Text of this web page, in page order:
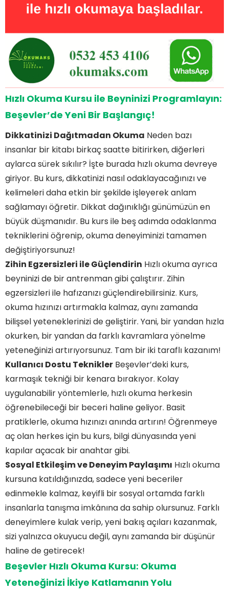
Hızlı Okuma Kursu ile Beyninizi Programlayın:
Beşevler’de Yeni Bir Başlangıç!
Dikkatinizi Dağıtmadan Okuma Neden bazı
insanlar bir kitabı birkaç saatte bitirirken, diğerleri
aylarca sürek sıkılır? İşte burada hızlı okuma devreye
giriyor. Bu kurs, dikkatinizi nasıl odaklayacağınızı ve
kelimeleri daha etkin bir şekilde işleyerek anlam
sağlamayı öğretir. Dikkat dağınıklığı günümüzün en
büyük düşmanıdır. Bu kurs ile beş adımda odaklanma
tekniklerini öğrenip, okuma deneyiminizi tamamen
değiştiriyorsunuz!
Zihin Egzersizleri ile Güçlendirin Hızlı okuma ayrıca
beyninizi de bir antrenman gibi çalıştırır. Zihin
egzersizleri ile hafızanızı güçlendirebilirsiniz. Kurs,
okuma hızınızı artırmakla kalmaz, aynı zamanda
bilişsel yeteneklerinizi de geliştirir. Yani, bir yandan hızla
okurken, bir yandan da farklı kavramlara yönelme
yeteneğinizi artırıyorsunuz. Tam bir iki taraflı kazanım!
Kullanıcı Dostu Teknikler Beşevler’deki kurs,
karmaşık tekniği bir kenara bırakıyor. Kolay
uygulanabilir yöntemlerle, hızlı okuma herkesin
öğrenebileceği bir beceri haline geliyor. Basit
pratiklerle, okuma hızınızı anında artırın! Öğrenmeye
aç olan herkes için bu kurs, bilgi dünyasında yeni
kapılar açacak bir anahtar gibi.
Sosyal Etkileşim ve Deneyim Paylaşımı Hızlı okuma
kursuna katıldığınızda, sadece yeni beceriler
edinmekle kalmaz, keyifli bir sosyal ortamda farklı
insanlarla tanışma imkânına da sahip olursunuz. Farklı
deneyimlere kulak verip, yeni bakış açıları kazanmak,
sizi yalnızca okuyucu değil, aynı zamanda bir düşünür
haline de getirecek!
Beşevler Hızlı Okuma Kursu: Okuma
Yeteneğinizi İkiye Katlamanın Yolu